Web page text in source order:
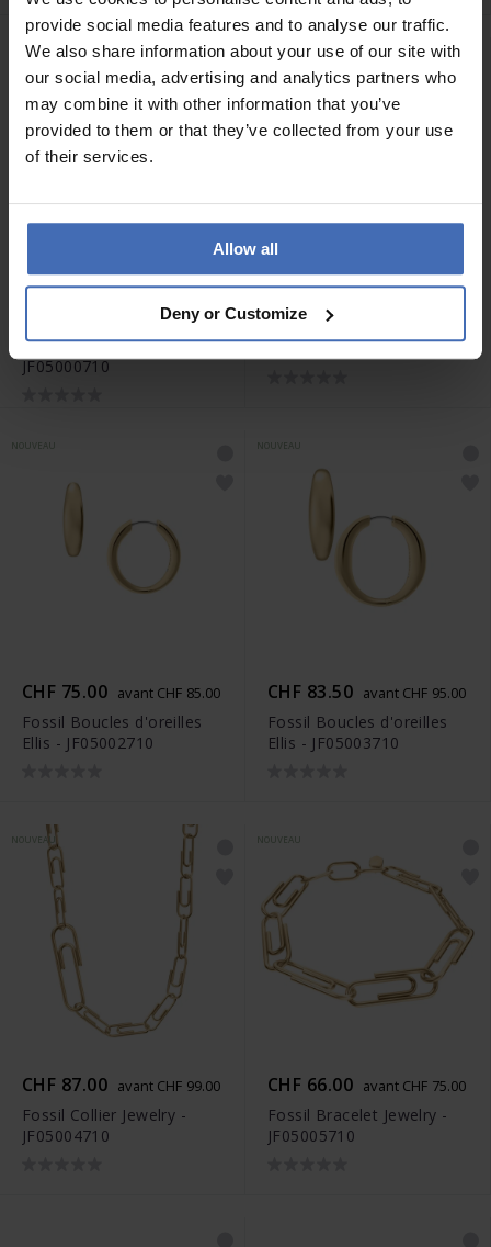
provide social media features and to analyse our traffic.
We also share information about your use of our site with
our social media, advertising and analytics partners who
may combine it with other information that you’ve
provided to them or that they’ve collected from your use
of their services.
Allow all
Deny or Customize
NOUVEAU
CHF 96.00
Fossil Bracelet Ellis -
JF05000710
NOUVEAU
Fossil Bague Ellis -
JF05001710
NOUVEAU
CHF 75.00 avant CHF 85.00
Fossil Boucles d'oreilles
Ellis - JF05002710
CHF 83.50 avant CHF 95.00
Fossil Boucles d'oreilles
Ellis - JF05003710
CHF 87.00 avant CHF 99.00
Fossil Collier Jewelry -
JF05004710
CHF 66.00 avant CHF 75.00
Fossil Bracelet Jewelry -
JF05005710